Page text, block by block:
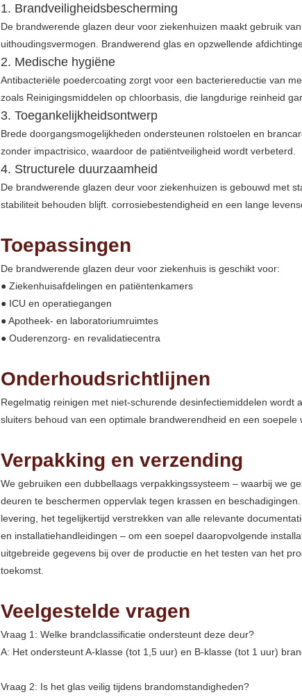
1. Brandveiligheidsbescherming
De brandwerende glazen deur voor ziekenhuizen maakt gebruik
uithoudingsvermogen. Brandwerend glas en opzwellende
2. Medische hygiëne
Antibacteriële poedercoating zorgt voor een bacteriereductie van
zoals Reinigingsmiddelen op chloorbasis, die langdurige reinheid
3. Toegankelijkheidsontwerp
Brede doorgangsmogelijkheden ondersteunen rolstoelen en
zonder impactrisico, waardoor de patiëntveiligheid wordt verbeterd.
4. Structurele duurzaamheid
De brandwerende glazen deur voor ziekenhuizen is gebouwd met
stabiliteit behouden blijft. corrosiebestendigheid en een lange
Toepassingen
De brandwerende glazen deur voor ziekenhuis is geschikt voor:
● Ziekenhuisafdelingen en patiëntenkamers
● ICU en operatiegangen
● Apotheek- en laboratoriumruimtes
● Ouderenzorg- en revalidatiecentra
Onderhoudsrichtlijnen
Regelmatig reinigen met niet-schurende desinfectiemiddelen
sluiters behoud van een optimale brandwerendheid en een
Verpakking en verzending
We gebruiken een dubbellaags verpakkingssysteem – waarbij we
deuren te beschermen oppervlak tegen krassen en
levering, het tegelijkertijd verstrekken van alle relevante
en installatiehandleidingen – om een soepel daaropvolgende
uitgebreide gegevens bij over de productie en het testen van het
toekomst.
Veelgestelde vragen
Vraag 1: Welke brandclassificatie ondersteunt deze deur?
A: Het ondersteunt A-klasse (tot 1,5 uur) en B-klasse (tot 1 uur)
Vraag 2: Is het glas veilig tijdens brandomstandigheden?